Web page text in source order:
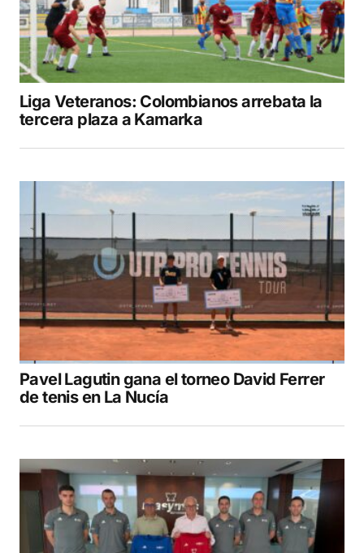
Liga Veteranos: Colombianos arrebata la
tercera plaza a Kamarka
Pavel Lagutin gana el torneo David Ferrer
de tenis en La Nucía